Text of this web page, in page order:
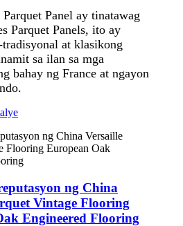
Panel ay tinatawag
Parquet Panels, ito ay
tradisyonal at klasikong
sa ilan sa mga
bahay ng France at ngayon
ng China
Vintage Flooring
Engineered Flooring